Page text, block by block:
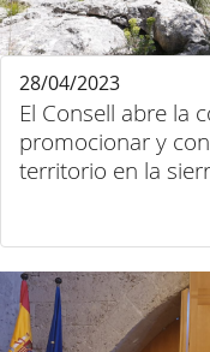
El Consell abre la
promocionar y
territorio en la
28/04/2023